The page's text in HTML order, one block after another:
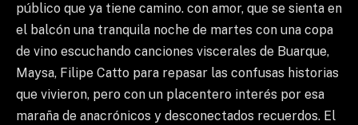
público que ya tiene camino. con amor, que se sienta en
el balcón una tranquila noche de martes con una copa
de vino escuchando canciones viscerales de Buarque,
Maysa, Filipe Catto para repasar las confusas historias
que vivieron, pero con un placentero interés por esa
maraña de anacrónicos y desconectados recuerdos. El